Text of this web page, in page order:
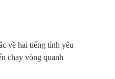
hai tiếng tình yêu
chạy vòng quanh